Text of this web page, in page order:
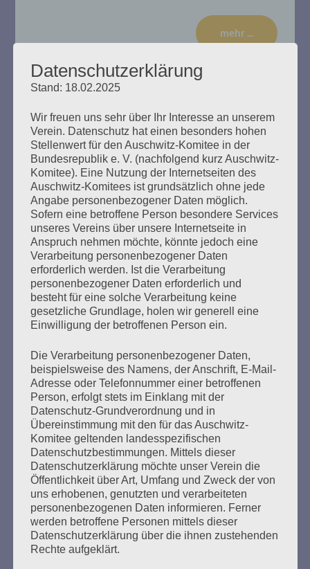
mehr ...
Der 8. Mai muss ein Feiertag werden
Erstellt am4. Mai 2020
Ein Tag, an dem die Befreiung der Menschheit vom NS-
Offenen Brief zum 27. Januar 2020, dem 75. Jahrestag
der Befreiung des KZ Auschwitz durch die Rote Armee
gefordert, den ich an Bundespräsident Steinmeier,
Bundeskanzlerin Merkel und »alle, die wollen, dass
Auschwitz nie wieder sei« geschrieben habe….
mehr ...
Seitennummerierung
der
Zurück 23 Weiter
Datenschutzerklärung
Stand: 18.02.2025
Wir freuen uns sehr über Ihr Interesse an unserem
Verein. Datenschutz hat einen besonders hohen
Stellenwert für den Auschwitz-Komitee in der
Bundesrepublik e. V. (nachfolgend kurz Auschwitz-
Komitee). Eine Nutzung der Internetseiten des
Auschwitz-Komitees ist grundsätzlich ohne jede
Angabe personenbezogener Daten möglich.
Sofern eine betroffene Person besondere Services
unseres Vereins über unsere Internetseite in
Anspruch nehmen möchte, könnte jedoch eine
Verarbeitung personenbezogener Daten
erforderlich werden. Ist die Verarbeitung
personenbezogener Daten erforderlich und
besteht für eine solche Verarbeitung keine
gesetzliche Grundlage, holen wir generell eine
Einwilligung der betroffenen Person ein.
Die Verarbeitung personenbezogener Daten,
beispielsweise des Namens, der Anschrift, E-Mail-
Adresse oder Telefonnummer einer betroffenen
Person, erfolgt stets im Einklang mit der
Datenschutz-Grundverordnung und in
Übereinstimmung mit den für das Auschwitz-
Komitee geltenden landesspezifischen
Datenschutzbestimmungen. Mittels dieser
Datenschutzerklärung möchte unser Verein die
Öffentlichkeit über Art, Umfang und Zweck der von
uns erhobenen, genutzten und verarbeiteten
personenbezogenen Daten informieren. Ferner
werden betroffene Personen mittels dieser
Datenschutzerklärung über die ihnen zustehenden
Rechte aufgeklärt.